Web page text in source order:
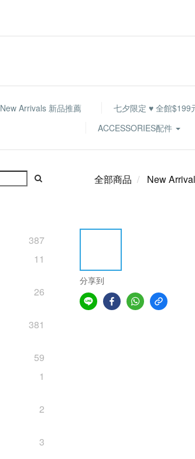
New Arrivals 新品推薦 七夕限定 ♥ 全館$199
ACCESSORIES配件
387
11
26
381
59
1
2
3
全部商品 New
分享到